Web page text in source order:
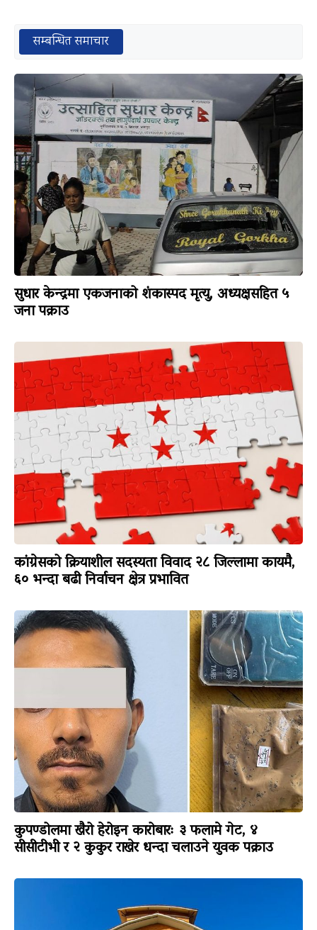
सम्बन्धित समाचार
सुधार केन्द्रमा एकजनाको शंकास्पद मृत्यु, अध्यक्षसहित ५
जना पक्राउ
कांग्रेसको क्रियाशील सदस्यता विवाद २८ जिल्लामा कायमै,
६० भन्दा बढी निर्वाचन क्षेत्र प्रभावित
कुपण्डोलमा खैरो हेरोइन कारोबारः ३ फलामे गेट, ४
सीसीटीभी र २ कुकुर राखेर धन्दा चलाउने युवक पक्राउ